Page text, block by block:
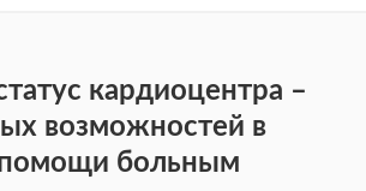
кардиоцентра –
возможностей в
помощи больным